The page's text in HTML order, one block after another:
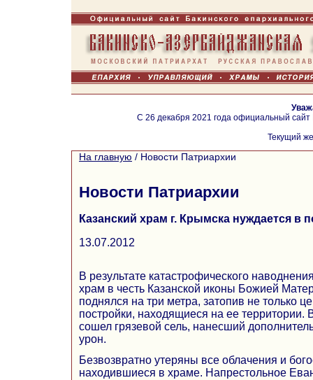
С 26 декабря 2021 года официальный
Текущий
На главную / Новости Патриархии
Новости Патриархии
Казанский храм г. Крымска нуждается в
13.07.2012
В результате катастрофического
храм в честь Казанской иконы Божией
поднялся на три метра, затопив не только
постройки, находящиеся на ее территории.
сошел грязевой сель, нанесший
урон.
Безвозвратно утеряны все облачения и
находившиеся в храме. Напрестольное